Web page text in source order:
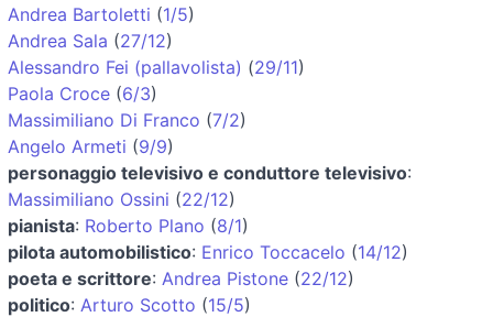
Andrea Bartoletti (1/5)
Andrea Sala (27/12)
Alessandro Fei (pallavolista) (29/11)
Paola Croce (6/3)
Massimiliano Di Franco (7/2)
Angelo Armeti (9/9)
personaggio televisivo e conduttore televisivo:
Massimiliano Ossini (22/12)
pianista: Roberto Plano (8/1)
pilota automobilistico: Enrico Toccacelo (14/12)
poeta e scrittore: Andrea Pistone (22/12)
politico: Arturo Scotto (15/5)